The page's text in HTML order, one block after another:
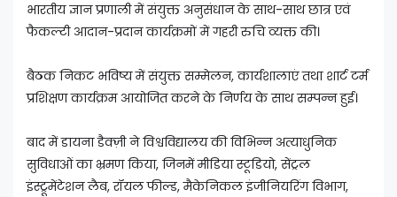
भारतीय ज्ञान प्रणाली में संयुक्त अनुसंधान के साथ-साथ छात्र एवं
फैकल्टी आदान-प्रदान कार्यक्रमों में गहरी रुचि व्यक्त की।
बैठक निकट भविष्य में संयुक्त सम्मेलन, कार्यशालाएं तथा शार्ट टर्म
प्रशिक्षण कार्यक्रम आयोजित करने के निर्णय के साथ सम्पन्न हुई।
बाद में डायना डैक्ज़ी ने विश्वविद्यालय की विभिन्न अत्याधुनिक
सुविधाओं का भ्रमण किया, जिनमें मीडिया स्टूडियो, सेंट्रल
इंस्ट्रूमेंटेशन लैब, रॉयल फील्ड, मैकेनिकल इंजीनियरिंग विभाग,